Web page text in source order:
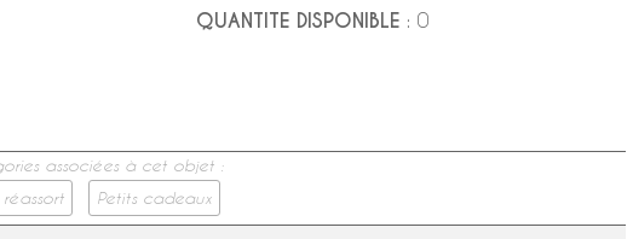
QUANTITE DISPONIBLE: 0
associées à cet objet :
Petits cadeaux